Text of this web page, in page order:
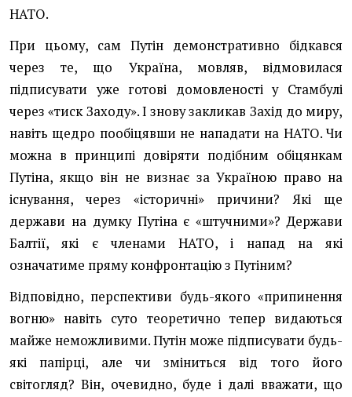
НАТО.
При цьому, сам Путін демонстративно бідкався
через те, що Україна, мовляв, відмовилася
підписувати уже готові домовленості у Стамбулі
через «тиск Заходу». І знову закликав Захід до миру,
навіть щедро пообіцявши не нападати на НАТО. Чи
можна в принципі довіряти подібним обіцянкам
Путіна, якщо він не визнає за Україною право на
існування, через «історичні» причини? Які ще
держави на думку Путіна є «штучними»? Держави
Балтії, які є членами НАТО, і напад на які
означатиме пряму конфронтацію з Путіним?
Відповідно, перспективи будь-якого «припинення
вогню» навіть суто теоретично тепер видаються
майже неможливими. Путін може підписувати будь-
які папірці, але чи зміниться від того його
світогляд? Він, очевидно, буде і далі вважати, що